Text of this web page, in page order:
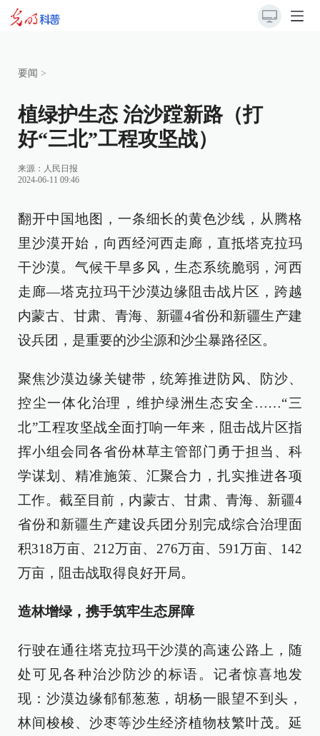
要闻 >
植绿护生态 治沙蹚新路（打
好“三北”工程攻坚战）
来源： 人民日报
2024-06-11 09:46
翻开中国地图，一条细长的黄色沙线，从腾格
里沙漠开始，向西经河西走廊，直抵塔克拉玛
干沙漠。气候干旱多风，生态系统脆弱，河西
走廊—塔克拉玛干沙漠边缘阻击战片区，跨越
内蒙古、甘肃、青海、新疆4省份和新疆生产建
设兵团，是重要的沙尘源和沙尘暴路径区。
聚焦沙漠边缘关键带，统筹推进防风、防沙、
控尘一体化治理，维护绿洲生态安全……“三
北”工程攻坚战全面打响一年来，阻击战片区指
挥小组会同各省份林草主管部门勇于担当、科
学谋划、精准施策、汇聚合力，扎实推进各项
工作。截至目前，内蒙古、甘肃、青海、新疆4
省份和新疆生产建设兵团分别完成综合治理面
积318万亩、212万亩、276万亩、591万亩、142
万亩，阻击战取得良好开局。
造林增绿，携手筑牢生态屏障
行驶在通往塔克拉玛干沙漠的高速公路上，随
处可见各种治沙防沙的标语。记者惊喜地发
现：沙漠边缘郁郁葱葱，胡杨一眼望不到头，
林间梭梭、沙枣等沙生经济植物枝繁叶茂。延